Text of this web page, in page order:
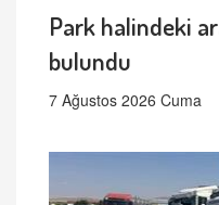
Park halindeki
bulundu
7 Ağustos 2026 Cuma